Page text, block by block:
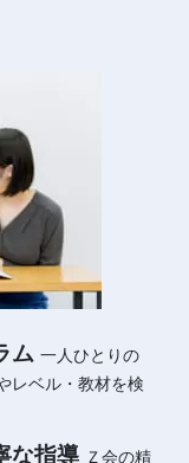
ム 一人ひとりの
レベル・教材を検
な指導 Ｚ会の精